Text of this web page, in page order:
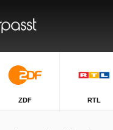
ZDF RTL